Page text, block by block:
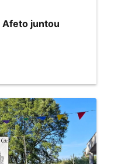
Afeto juntou